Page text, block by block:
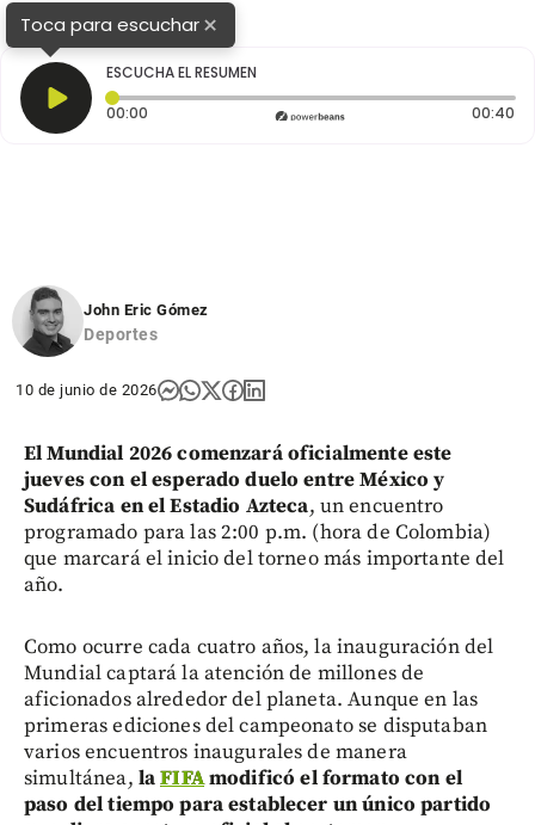
Toca para escuchar×
ESCUCHA EL RESUMEN
00:00 Tiempo transcurrido: 0 segundos 00:40
John Eric Gómez
Deportes
10 de junio de 2026
El Mundial 2026 comenzará oficialmente este
jueves con el esperado duelo entre México y
Sudáfrica en el Estadio Azteca, un encuentro
programado para las 2:00 p.m. (hora de Colombia)
que marcará el inicio del torneo más importante del
año.
Como ocurre cada cuatro años, la inauguración del
Mundial captará la atención de millones de
aficionados alrededor del planeta. Aunque en las
primeras ediciones del campeonato se disputaban
varios encuentros inaugurales de manera
simultánea, laFIFAmodificó el formato con el
paso del tiempo para establecer un único partido